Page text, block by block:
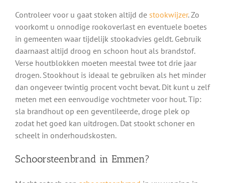
Controleer voor u gaat stoken altijd de stookwijzer. Zo
voorkomt u onnodige rookoverlast en eventuele boetes
in gemeenten waar tijdelijk stookadvies geldt. Gebruik
daarnaast altijd droog en schoon hout als brandstof.
Verse houtblokken moeten meestal twee tot drie jaar
drogen. Stookhout is ideaal te gebruiken als het minder
dan ongeveer twintig procent vocht bevat. Dit kunt u zelf
meten met een eenvoudige vochtmeter voor hout. Tip:
sla brandhout op een geventileerde, droge plek op
zodat het goed kan uitdrogen. Dat stookt schoner en
scheelt in onderhoudskosten.
Schoorsteenbrand in Emmen?